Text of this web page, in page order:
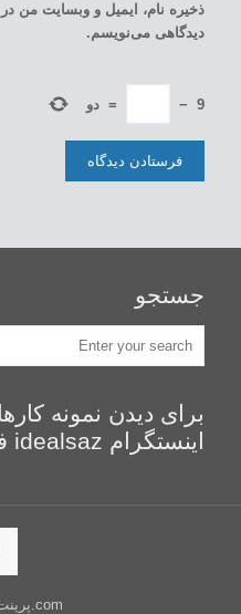
ذخیره نام، ایمیل و وبسایت من
دیدگاهی می‌نویسم.
9
−
= دو
جستجو
برای دیدن نمونه
اینستگرام idealsaz فالو کنید
com.پرینت3بعدی.www